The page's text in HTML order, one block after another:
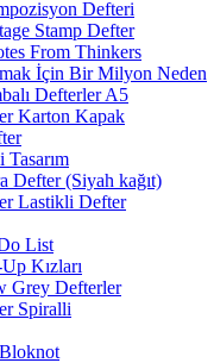
Defteri
Stamp Defter
From Thinkers
İçin Bir Milyon Neden
Defterler A5
Karton Kapak
Defter (Siyah kağıt)
Lastikli Defter
List
Kızları
Grey Defterler
Spiralli